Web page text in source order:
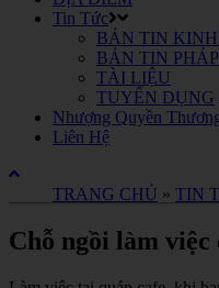
Tin Tức
BẢN TIN KINH
BẢN TIN
TÀI LIỆU
TUYỂN DỤNG
Nhượng Quyền
Liên Hệ
TRANG CHỦ » TIN
Chỗ ngồi làm